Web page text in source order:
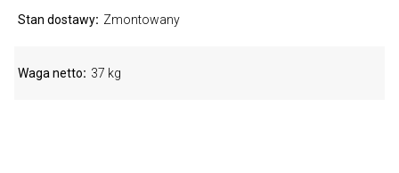
Stan dostawy Zmontowany
Waga netto 37 kg